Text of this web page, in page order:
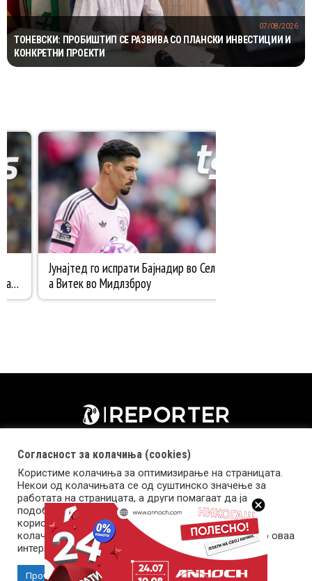
ТОНЕВСКИ: ПРОБИШТИП СЕ РАЗВИВА СО ПЛАНСКИ ИНВЕСТИЦИИ И
КОНКРЕТНИ ПРОЕКТИ
07/08/2026
Copyright © 2026 Reporter.mk | Member of Clip Media Group
Импресум Маркетинг Контакт Услови за користење
Согласност за колачиња (cookies)
Користиме колачиња за оптимизирање на страницата.
Некои од колачињата се од суштинско значење за
работата на страницата, а други помагаат да ја
подобриме оваа интернет страница и вашето
корисничко искуство. Напомена: задолжителните
колачиња се неопходни за користење и пристап до оваа
интернет страница.
Прочитај повеќе Прифати колачиња